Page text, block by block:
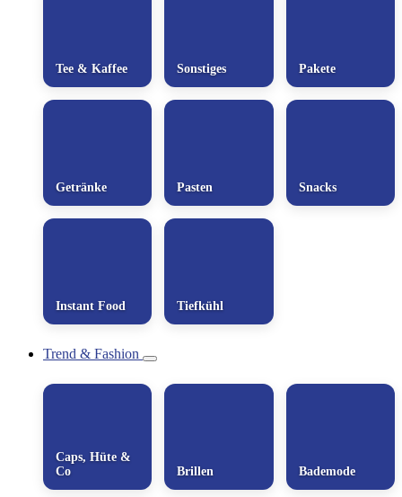
Tee & Kaffee Sonstiges Pakete
Getränke Pasten Snacks
Instant Food Tiefkühl
Trend & Fashion
Caps, Hüte &
Co
Brillen Bademode